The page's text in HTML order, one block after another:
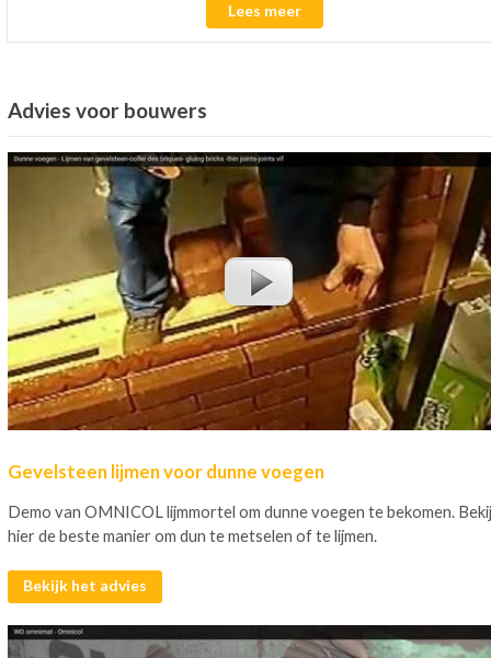
Lees meer
Advies voor bouwers
Gevelsteen lijmen voor dunne voegen
Demo van OMNICOL lijmmortel om dunne voegen te bekomen.
hier de beste manier om dun te metselen of te lijmen.
Bekijk het advies